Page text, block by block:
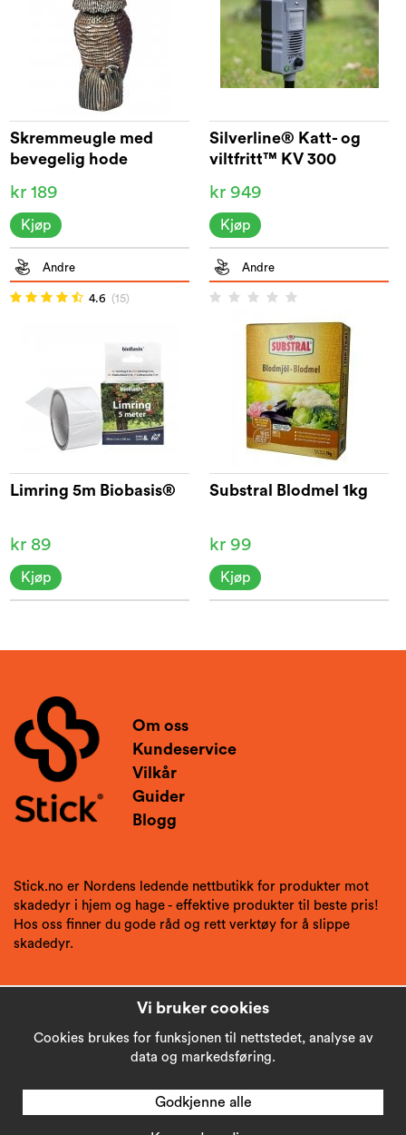
Skremmeugle med
bevegelig hode
kr 189
Kjøp
Silverline® Katt- og
viltfritt™ KV 300
kr 949
Kjøp
Andre
4.6 (15)
Limring 5m Biobasis®
kr 89
Kjøp
Andre
Substral Blodmel 1kg
kr 99
Kjøp
Om oss
Kundeservice
Vilkår
Guider
Blogg
Stick.no er Nordens ledende nettbutikk for produkter mot
skadedyr i hjem og hage - effektive produkter til beste pris!
Hos oss finner du gode råd og rett verktøy for å slippe
skadedyr.
Vi bruker cookies
Cookies brukes for funksjonen til nettstedet, analyse av
data og markedsføring.
Godkjenne alle